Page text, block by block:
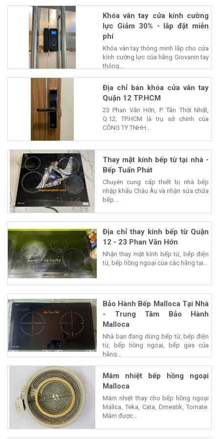
Khóa vân tay cửa kính cường
lực Giảm 30% - lắp đặt miễn
phí
Khóa vân tay thông minh lắp cho cửa
kính cường lực của hãng Giovanin tay
thông...
Địa chỉ bán khóa cửa vân tay
Quận 12 TP.HCM
23 Phan Văn Hớn, P. Tân Thới Nhất,
Q.12, TP.HCM là trụ sở chính của
CÔNG TY TNHH...
Thay mặt kính bếp từ tại nhà -
Bếp Tuấn Phát
Chuyên cung cấp thiết bị nhà bếp
nhập khẩu Châu Âu và nhận sửa chữa
bếp...
Địa chỉ thay kính bếp từ Quận
12 - 23 Phan Văn Hớn
Nhận thay mặt kính bếp từ, bếp điện
từ, bếp hồng ngoại của các hãng tại...
Bảo Hành Bếp Malloca Tại Nhà
- Trung Tâm Bảo Hành
Malloca
Nhà bạn đang dùng bếp từ, bếp điện
từ, bếp hồng ngoại, bếp gas của
hãng...
Mâm nhiệt bếp hồng ngoại
Malloca
Mâm nhiệt thay cho bếp hồng ngoại
Mallca, Teka, Cata, Dmestik, Tomate.
Mâm được...